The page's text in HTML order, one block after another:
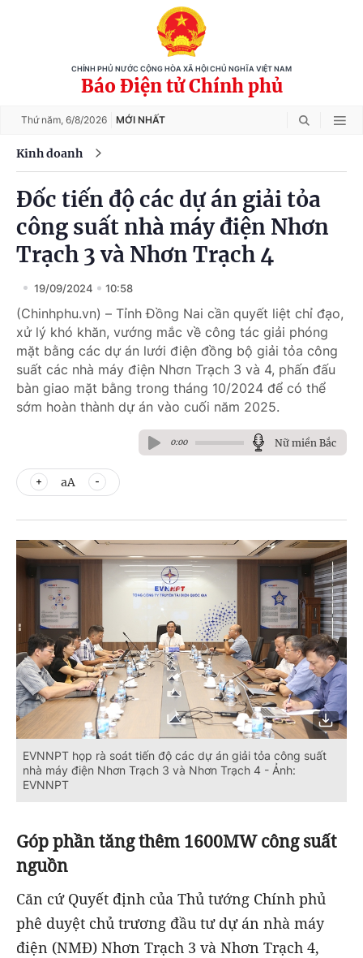
CHÍNH PHỦ NƯỚC CỘNG HÒA XÃ HỘI CHỦ NGHĨA VIỆT NAM
Báo Điện tử Chính phủ
Thứ năm, 6/8/2026 MỚI NHẤT
Kinh doanh
Đốc tiến độ các dự án giải tỏa
công suất nhà máy điện Nhơn
Trạch 3 và Nhơn Trạch 4
19/09/2024 10:58
(Chinhphu.vn) – Tỉnh Đồng Nai cần quyết liệt chỉ đạo,
xử lý khó khăn, vướng mắc về công tác giải phóng
mặt bằng các dự án lưới điện đồng bộ giải tỏa công
suất các nhà máy điện Nhơn Trạch 3 và 4, phấn đấu
bàn giao mặt bằng trong tháng 10/2024 để có thể
sớm hoàn thành dự án vào cuối năm 2025.
0:00 Nữ miền Bắc
aA
EVNNPT họp rà soát tiến độ các dự án giải tỏa công suất
nhà máy điện Nhơn Trạch 3 và Nhơn Trạch 4 - Ảnh:
EVNNPT
Góp phần tăng thêm 1600MW công suất
nguồn
Căn cứ Quyết định của Thủ tướng Chính phủ
phê duyệt chủ trương đầu tư dự án nhà máy
điện (NMĐ) Nhơn Trạch 3 và Nhơn Trạch 4,